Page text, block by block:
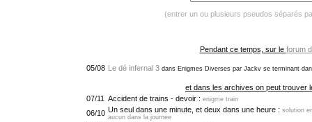
(entrer un ou plusieurs pseudos séparés
Pendant ce temps, sur le forum
05/08 Le dé infernal 3 dans Enigmes Diverses par Jackv se terminant
et dans les archives on peut trouver
07/11 Accident de trains - devoir : enigme train
06/10 Un seul dans une minute, et deux dans une heure : solution
aucun dans la journee